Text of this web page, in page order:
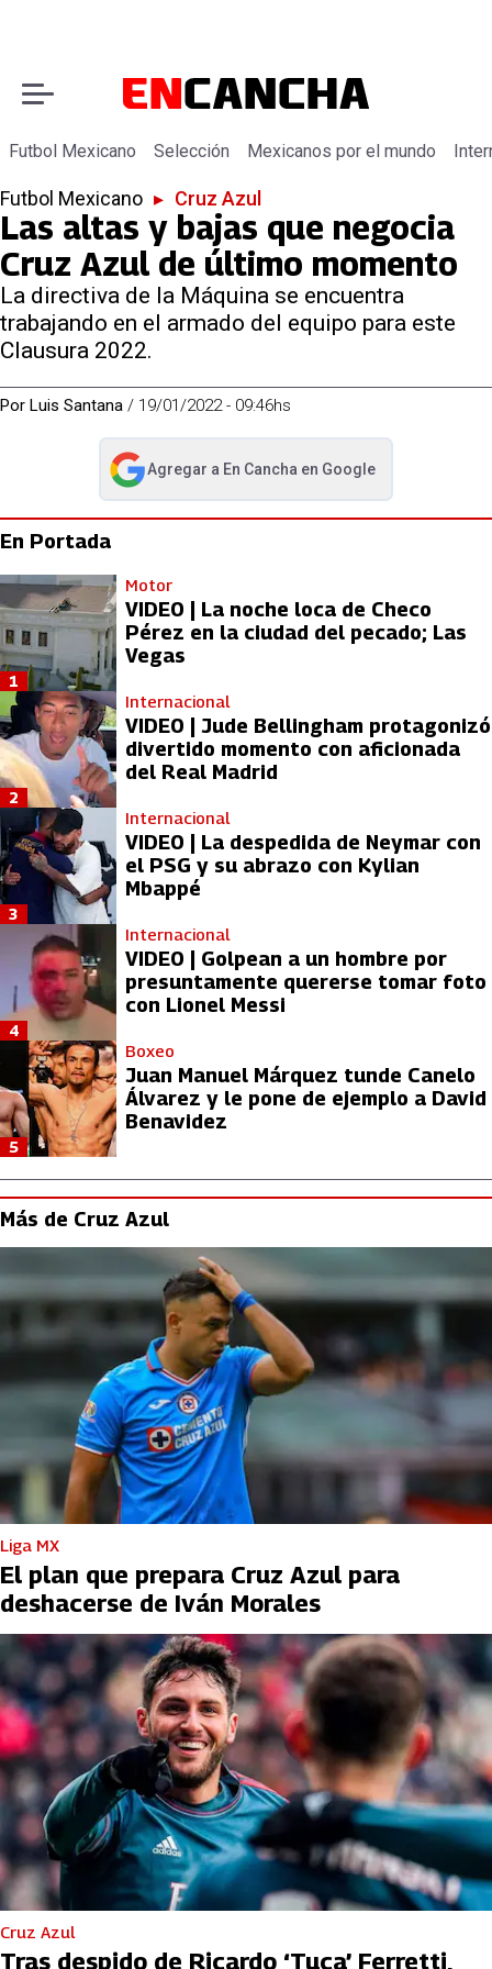
Futbol Mexicano Selección Mexicanos por el mundo
Futbol Mexicano ▸ Cruz Azul
Las altas y bajas que negocia
Cruz Azul de último momento
La directiva de la Máquina se encuentra
trabajando en el armado del equipo para este
Clausura 2022.
Por Luis Santana / 19/01/2022 - 09:46hs
Agregar a En Cancha en Google
abre en nueva pestaña
En Portada
Motor
VIDEO | La noche loca de Checo
Pérez en la ciudad del pecado; Las
Vegas
1
Internacional
VIDEO | Jude Bellingham protagonizó
divertido momento con aficionada
del Real Madrid
2
Internacional
VIDEO | La despedida de Neymar con
el PSG y su abrazo con Kylian
Mbappé
3
Internacional
VIDEO | Golpean a un hombre por
presuntamente quererse tomar foto
con Lionel Messi
4
Boxeo
Juan Manuel Márquez tunde Canelo
Álvarez y le pone de ejemplo a David
Benavidez
5
Más de Cruz Azul
Liga MX
El plan que prepara Cruz Azul para
deshacerse de Iván Morales
Cruz Azul
Tras despido de Ricardo ‘Tuca’ Ferretti,